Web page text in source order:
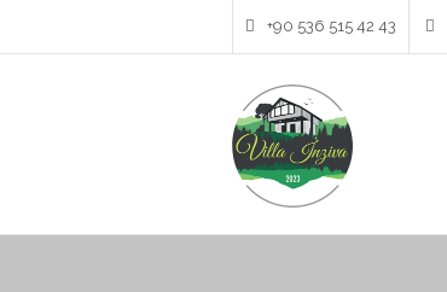
+90 536 515 42 43